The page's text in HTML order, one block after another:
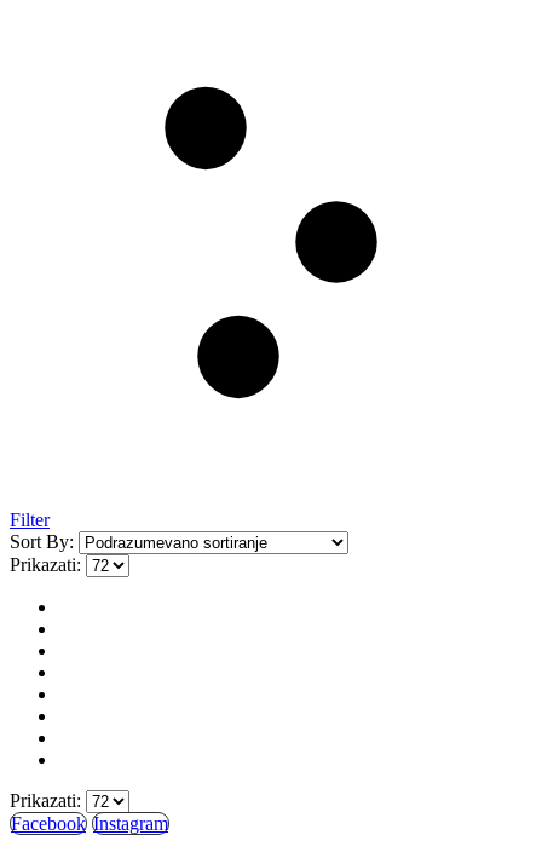
Filter
Sort By:
Prikazati:
Prikazati:
Facebook Instagram